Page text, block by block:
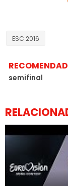
ESC 2016
semifinal